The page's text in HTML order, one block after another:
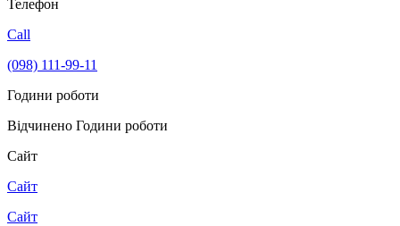
Телефон
Call
(098) 111-99-11
Години роботи
Відчинено Години роботи
Сайт
Сайт
Сайт